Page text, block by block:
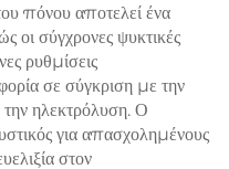
πόνου αποτελεί ένα
οι σύγχρονες ψυκτικές
ρυθμίσεις
σε σύγκριση με την
ηλεκτρόλυση. Ο
για απασχολημένους
στον